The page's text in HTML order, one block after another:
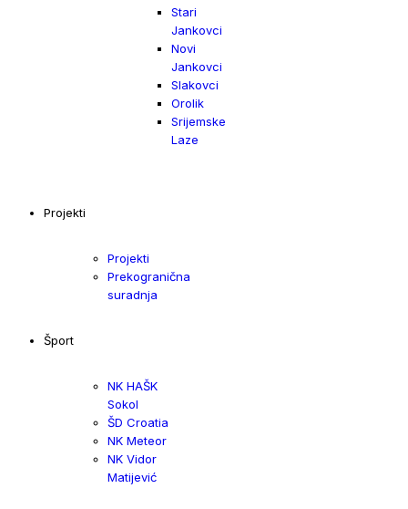
Stari
Jankovci
Novi
Jankovci
Slakovci
Orolik
Srijemske
Laze
Projekti
Projekti
Prekogranična
suradnja
Šport
NK HAŠK
Sokol
ŠD Croatia
NK Meteor
NK Vidor
Matijević